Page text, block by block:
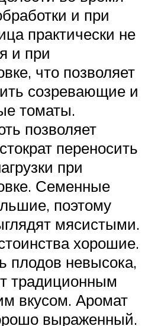
и при
практически не
и при
что позволяет
созревающие и
томаты.
позволяет
переносить
при
Семенные
поэтому
мясистыми.
хорошие.
плодов невысока,
традиционным
вкусом. Аромат
выраженный.